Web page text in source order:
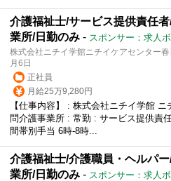
介護福祉士/サービス提供責任
業所/日勤のみ - スポンサー：求人
株式会社ニチイ学館ニチイケアセンター
月6日
正社員
月給25万9,280円
【仕事内容】 : 株式会社ニチイ学館
問介護事業所 : 常勤 : サービス提供責
間帯別手当 6時-8時...
介護福祉士/介護職員・ヘルパ
業所/日勤のみ - スポンサー：求人